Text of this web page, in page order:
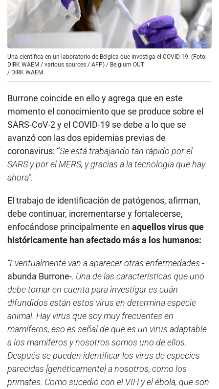
Una científica en un laboratorio de Bélgica que investiga el COVID-19. (Foto:
DIRK WAEM / various sources / AFP) / Belgium OUT
/ DIRK WAEM
Burrone coincide en ello y agrega que en este
momento el conocimiento que se produce sobre el
SARS-CoV-2 y el COVID-19 se debe a lo que se
avanzó con las dos epidemias previas de
coronavirus: “Se está trabajando tan rápido por el
SARS y por el MERS, y gracias a la tecnología que hay
ahora”.
El trabajo de identificación de patógenos, afirman,
debe continuar, incrementarse y fortalecerse,
enfocándose principalmente en aquellos virus que
históricamente han afectado más a los humanos:
“Eventualmente van a aparecer otras enfermedades -
abunda Burrone-. Una de las características que uno
debe tomar en cuenta para investigar es cuán
difundidos están estos virus en determina especie
animal. Hay virus que soy muy frecuentes en
mamíferos, eso es señal de que es un virus adaptable
a los mamíferos y nosotros somos uno de ellos.
Después se pueden identificar los virus de especies
parecidas [genéticamente] a nosotros, como los
primates. Como sucedió con el VIH y el ébola, que son